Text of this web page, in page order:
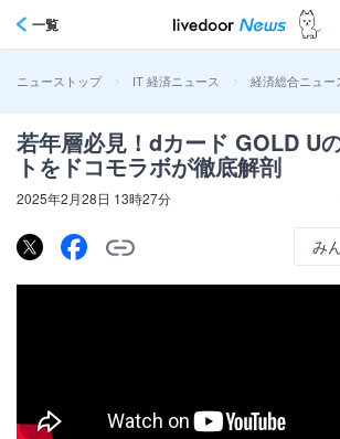
一覧
ニューストップ > IT 経済ニュース > 経済総合ニュー
若年層必見！dカード GOLD U
トをドコモラボが徹底解剖
2025年2月28日 13時27分
み